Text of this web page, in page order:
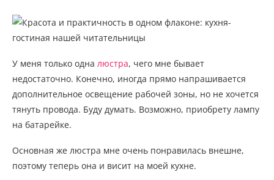
У меня только одна люстра, чего мне бывает
недостаточно. Конечно, иногда прямо напрашивается
дополнительное освещение рабочей зоны, но не хочется
тянуть провода. Буду думать. Возможно, приобрету лампу
на батарейке.
Основная же люстра мне очень понравилась внешне,
поэтому теперь она и висит на моей кухне.